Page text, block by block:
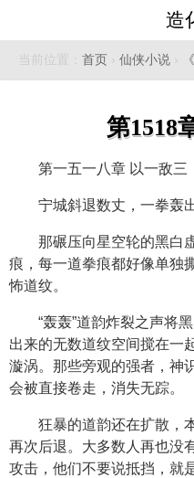
造
当前位置： 首页 › 仙侠小说 ›
第1518
第一五一八章 以一敌三
宁城斜退数丈，一拳轰出
那碾压向星空轮的黑白
痕，每一道拳痕都好像单独
怖道纹。
“轰轰”道韵炸裂之声将
出来的无数道纹空间搅在一
漩涡。那些旁观的强者，神
会被直接卷走，消失无踪。
狂暴的道韵还在扩散，
再次后退。大多数人再也没
攻击，他们不要说抵挡，就